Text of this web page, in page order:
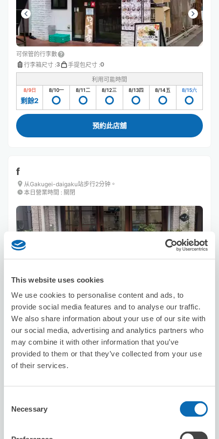
This website uses cookies
We use cookies to personalise content and ads, to
provide social media features and to analyse our traffic.
We also share information about your use of our site with
our social media, advertising and analytics partners who
may combine it with other information that you’ve
provided to them or that they’ve collected from your use
of their services.
Selection
Necessary
可保管的行李數
行李箱尺寸 :3 手提包尺寸 :0
利用可能時間
8/9日
剩餘2
8/10一 8/11二 8/12三 8/13四 8/14五 8/15六
預約此店舖
f
从Gakugei-daigaku站步行2分钟。
本日營業時間 : 關閉
可保管的行李數
利用可能時間
8/9 一 8/12 8/14 8/15
从Shimo-Kitazawa站步行2分钟。
本日營業時間